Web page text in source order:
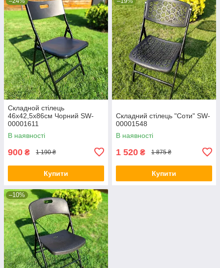
Складной стілець
46х42,5х86см Чорний SW-
00001611
В наявності
900 ₴ 1 190 ₴
Купити
Складний стілець "Соти" SW-
00001548
В наявності
1 520 ₴ 1 875 ₴
Купити
–10%